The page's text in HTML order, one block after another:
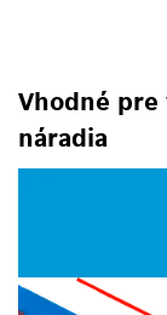
Vhodné
náradia